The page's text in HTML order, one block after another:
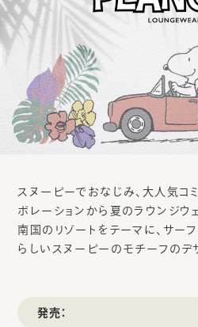
スヌーピーでおなじみ、大人気コミ
ボレーションから夏のラウンジウ
南国のリゾートをテーマに、サー
らしいスヌーピーのモチーフのデ
発売：